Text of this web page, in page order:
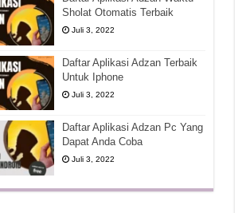
Sholat Otomatis Terbaik
Juli 3, 2022
Daftar Aplikasi Adzan Terbaik
Untuk Iphone
Juli 3, 2022
Daftar Aplikasi Adzan Pc Yang
Dapat Anda Coba
Juli 3, 2022